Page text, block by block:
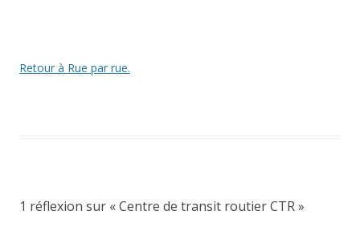
Retour à Rue par rue.
1 réflexion sur «Centre de transit routier CTR»